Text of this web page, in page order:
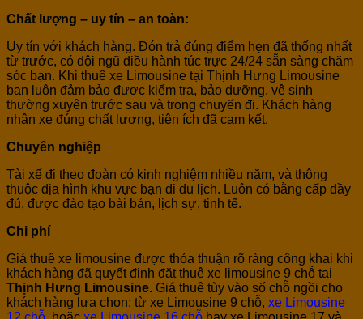
Chất lượng – uy tín – an toàn:
Uy tín với khách hàng. Đón trả đúng điểm hẹn đã thống nhất
từ trước, có đội ngũ điều hành túc trực 24/24 sẵn sàng chăm
sóc bạn. Khi thuê xe Limousine tại Thịnh Hưng Limousine
bạn luôn đảm bảo được kiểm tra, bảo dưỡng, vệ sinh
thường xuyên trước sau và trong chuyến đi. Khách hàng
nhận xe đúng chất lượng, tiện ích đã cam kết.
Chuyên nghiệp
Tài xế đi theo đoàn có kinh nghiệm nhiều năm, và thông
thuộc địa hình khu vực bạn đi du lịch. Luôn có bằng cấp đầy
đủ, được đào tạo bài bản, lịch sự, tinh tế.
Chi phí
Giá thuê xe limousine được thỏa thuận rõ ràng công khai khi
khách hàng đã quyết định đặt thuê xe limousine 9 chỗ tại
Thịnh Hưng Limousine. Giá thuê tùy vào số chỗ ngồi cho
khách hàng lựa chọn: từ xe Limousine 9 chỗ, xe Limousine